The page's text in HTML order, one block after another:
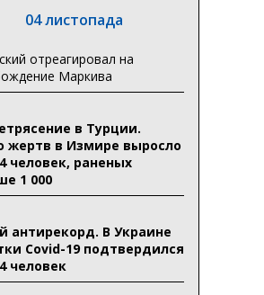
04 листопада
отреагировал на
Маркива
в Турции.
жертв в Измире выросло
человек, раненых
1 000
антирекорд. В Украине
Covid-19 подтвердился
человек